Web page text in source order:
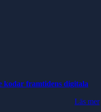
kodar framtidens digitala
Läs mer